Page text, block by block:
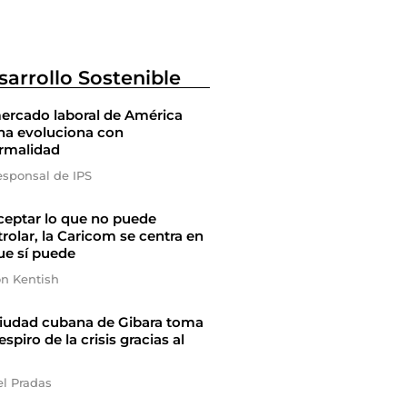
Sostenible
laboral de América
evoluciona con
de IPS
lo que no puede
la Caricom se centra en
sí puede
Kentish
cubana de Gibara toma
de la crisis gracias al
Pradas